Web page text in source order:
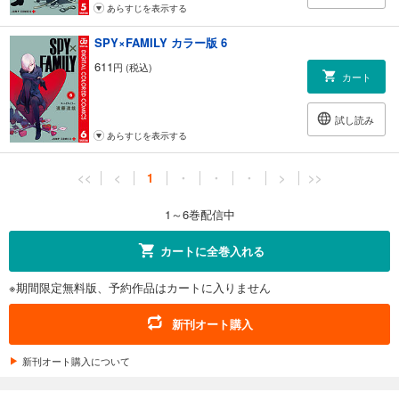
あらすじを表示する
SPY×FAMILY カラー版 6
611円 (税込)
カート
試し読み
あらすじを表示する
<< < 1 ・ ・ ・ > >>
1～6巻配信中
カートに全巻入れる
※期間限定無料版、予約作品はカートに入りません
新刊オート購入
新刊オート購入について